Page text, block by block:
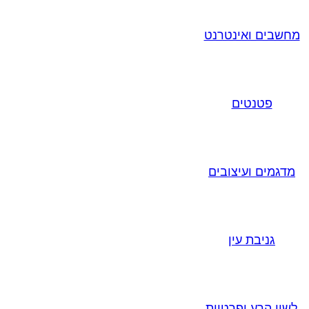
מחשבים ואינטרנט
פטנטים
מדגמים ועיצובים
גניבת עין